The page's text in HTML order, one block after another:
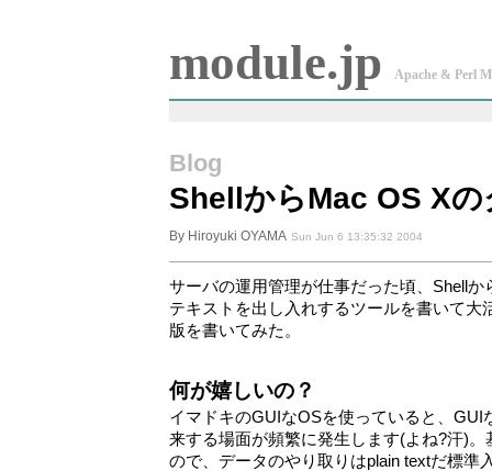
module.jp Apache & Perl
Blog
ShellからMac OS X
By Hiroyuki OYAMA Sun Jun 6 13:35:32 2004
サーバの運用管理が仕事だった頃、Shellか
テキストを出し入れするツールを書いて大
版を書いてみた。
何が嬉しいの？
イマドキのGUIなOSを使っていると、GUI
来する場面が頻繁に発生します(よね?汗)
ので、データのやり取りはplain textだ標準